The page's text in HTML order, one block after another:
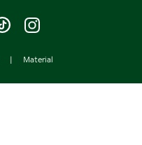
| Material